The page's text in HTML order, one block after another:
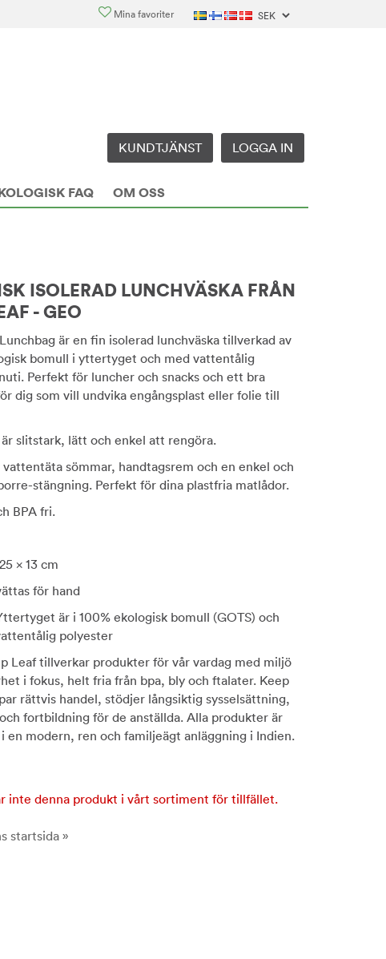
Mina favoriter
KUNDTJÄNST LOGGA IN
FAQ OM OSS
ISOLERAD LUNCHVÄSKA FRÅN
- GEO
är en fin isolerad lunchväska tillverkad av
bomull i yttertyget och med vattentålig
Perfekt för luncher och snacks och ett bra
dig som vill undvika engångsplast eller folie till
slitstark, lätt och enkel att rengöra.
vattentäta sömmar, handtagsrem och en enkel och
stängning. Perfekt för dina plastfria matlådor.
BPA fri.
x 13 cm
för hand
är i 100% ekologisk bomull (GOTS) och
polyester
Leaf tillverkar produkter för vår vardag med miljö
i fokus, helt fria från bpa, bly och ftalater. Keep
rättvis handel, stödjer långsiktig sysselsättning,
fortbildning för de anställda. Alla produkter är
en modern, ren och familjeägt anläggning i Indien.
inte denna produkt i vårt sortiment för tillfället.
startsida »